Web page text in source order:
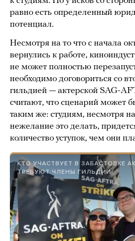
равно есть определенный
потенциал.
Несмотря на то что с начала
вернулись к работе,
не может полностью
необходимо договориться со
гильдией — актерской SAG-
считают, что сценарий может
таким же: студиям, несмотря
нежелание это делать,
количество уступок, чем они
КТО УЧАСТВУЕТ В ЗАБАСТОВКЕ
ТРЕБУЮТ ЧЛЕНЫ ГИЛЬДИИ